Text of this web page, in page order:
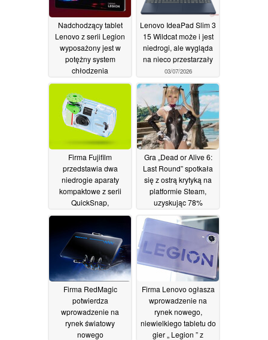
Nadchodzący tablet
Lenovo z serii Legion
wyposażony jest w
potężny system
chłodzenia
przeznaczony dla
podkręconego
procesora Snapdragon
8 Elite Gen 5.18/07/2026
Lenovo IdeaPad Slim 3
15 Wildcat może i jest
niedrogi, ale wygląda
na nieco przestarzały
03/07/2026
Firma Fujifilm
przedstawia dwa
niedrogie aparaty
kompaktowe z serii
QuickSnap,
wykorzystujące film 35
Gra „Dead or Alive 6:
Last Round” spotkała
się z ostrą krytyką na
platformie Steam,
uzyskując 78%
negatywnych recenzji
30/06/2026
Firma RedMagic
potwierdza
wprowadzenie na
rynek światowy
nowego
Firma Lenovo ogłasza
wprowadzenie na
rynek nowego,
niewielkiego tabletu do
gier „ Legion ” z